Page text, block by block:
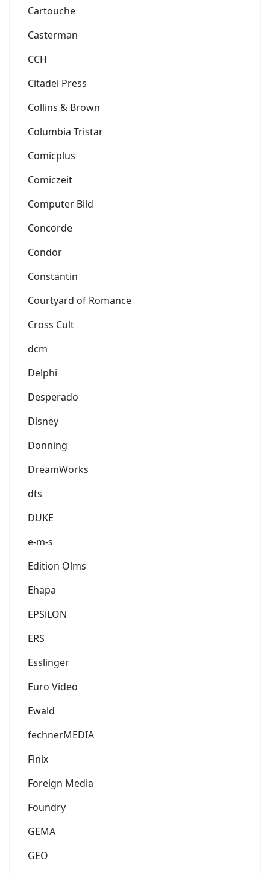
Cartouche
Casterman
CCH
Citadel Press
Collins & Brown
Columbia Tristar
Comicplus
Comiczeit
Computer Bild
Concorde
Condor
Constantin
Courtyard of Romance
Cross Cult
dcm
Delphi
Desperado
Disney
Donning
DreamWorks
dts
DUKE
e-m-s
Edition Olms
Ehapa
EPSiLON
ERS
Esslinger
Euro Video
Ewald
fechnerMEDIA
Finix
Foreign Media
Foundry
GEMA
GEO